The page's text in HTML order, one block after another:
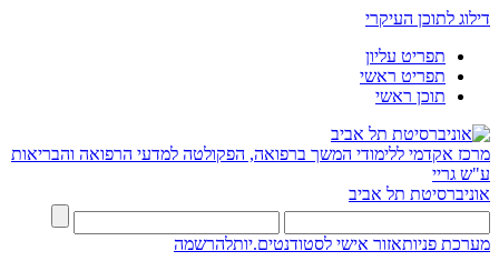
דילוג לתוכן העיקרי
תפריט עליון
תפריט ראשי
תוכן ראשי
מרכז אקדמי ללימודי המשך ברפואה, הפקולטה למדעי הרפואה והבריאות
ע"ש גריי
אוניברסיטת תל אביב
מערכת פניותאזור אישי לסטודנטים.יותלהרשמה